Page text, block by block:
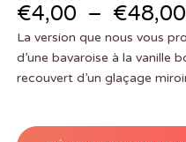
€4,00 – €48,00
La version que nous vous
d’une bavaroise à la
recouvert d’un glaçage